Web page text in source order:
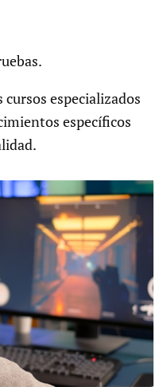
especializados
específicos